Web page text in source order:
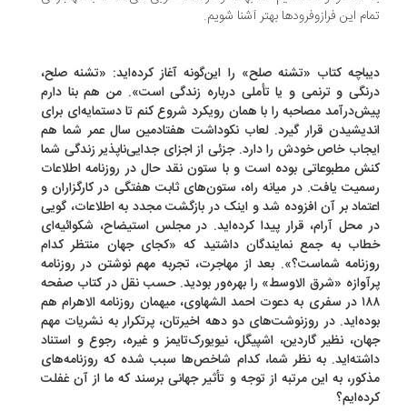
این فرازوفرودها بهتر آشنا شویم.
کتاب «تشنه صلح» را این‌گونه آغاز کرده‌اید: «تشنه صلح،
و ترنمی و یا تأملی درباره زندگی است». من هم بنا دارم
مصاحبه را با همان رویکرد شروع کنم تا دستمایه‌ای برای
قرار گیرد. لعاب نکوداشت هفتادمین سال عمر شما هم
خاص خودش را دارد. جزئی از اجزای جدایی‌ناپذیر زندگی شما
مطبوعاتی بوده است و با ستون نقد حال در روزنامه اطلاعات
یافت. در میانه راه، ستون‌های ثابت هفتگی در کارگزاران و
بر آن افزوده شد و اینک در بازگشت مجدد به اطلاعات، گویی
محل آرام، قرار پیدا کرده‌اید. در مجلس استیضاح، شکوائیه‌ای
به جمع نمایندگان داشتید که «کجای جهان منتظر کدام
شماست؟». بعد از مهاجرت، تجربه مهم نوشتن در روزنامه
«شرق الاوسط» را بهره‌ور بودید. حسب نقل در کتاب صفحه
١٨٨ در سفری به دعوت احمد الشهاوی، میهمان روزنامه الاهرام هم
در روزنوشت‌های دو دهه اخیرتان، پرتکرار به نشریات مهم
نظیر گاردین، اشپیگل، نیویورک‌تایمز و غیره، رجوع و استناد
به نظر شما، کدام شاخص‌ها سبب شده که روزنامه‌های
به این مرتبه از توجه و تأثیر جهانی برسند که ما از آن غفلت